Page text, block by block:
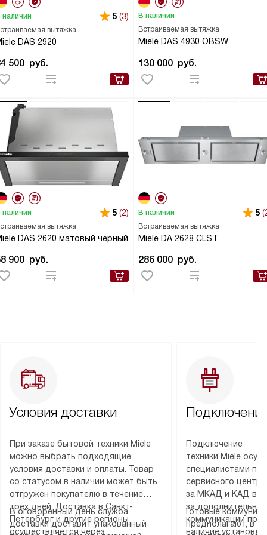
вытяжка
DAS 2920
наличии 5 (3)
500 руб.
Встраиваемая вытяжка
Miele DAS 4930 OBSW
В наличии
130 000 руб.
вытяжка
DAS 2620 матовый черный
наличии 5 (2)
900 руб.
Встраиваемая вытяжка
Miele DA 2628 CLST
В наличии 5
286 000 руб.
Условия доставки
При заказе бытовой техники Miele
можно выбрать подходящие
условия доставки и оплаты. Товар
со статусом в наличии может быть
отгружен покупателю в течение
трех дней. Доставка в Санкт-
Петербург и другие регионы
осуществляется через
В оговоренный день служба
доставки доставит упакованный
Подключение
техники Miele
специалистами
сервисного
за МКАД и КАД
за
коммуникации
наличие
Готовые
предполагают, в